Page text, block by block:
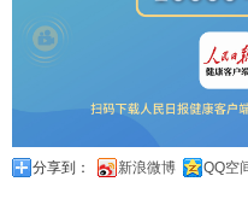
分享到： 新浪微博 QQ空